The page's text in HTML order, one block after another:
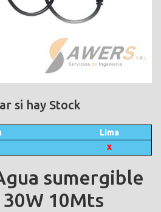
si hay Stock
Lima
X
sumergible
10Mts